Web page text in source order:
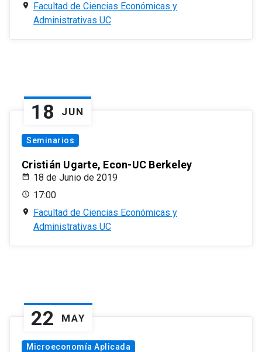
Facultad de Ciencias Económicas y
Administrativas UC
18 JUN
Seminarios
Cristián Ugarte, Econ-UC Berkeley
18 de Junio de 2019
17:00
Facultad de Ciencias Económicas y
Administrativas UC
22 MAY
Microeconomía Aplicada